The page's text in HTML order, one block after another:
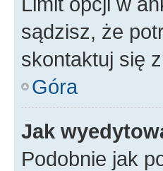
sądzisz, że
skontaktuj się
Góra
Jak
Podobnie jak